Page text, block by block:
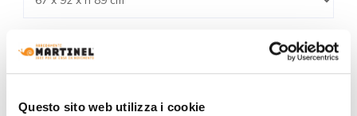
Questo sito web utilizza i cookie
STRUCTURE FINISHING: